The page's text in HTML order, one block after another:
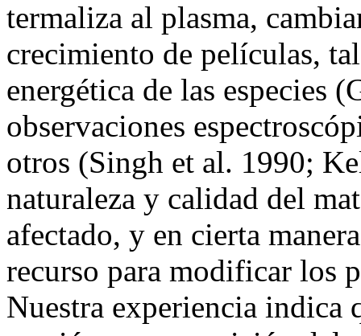
termaliza al plasma,
crecimiento de películas,
energética de las especies
observaciones
otros (Singh et al. 1990;
naturaleza y calidad del
afectado, y en cierta
recurso para modificar los
Nuestra experiencia indica